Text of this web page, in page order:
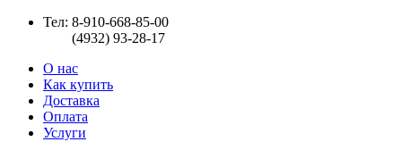
Тел: 8-910-668-85-00
(4932) 93-28-17
О нас
Как купить
Доставка
Оплата
Услуги